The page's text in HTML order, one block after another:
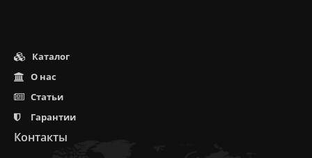
Каталог
О нас
Статьи
Гарантии
Контакты